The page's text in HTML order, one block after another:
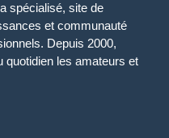
spécialisé, site de
et communauté
Depuis 2000,
quotidien les amateurs et